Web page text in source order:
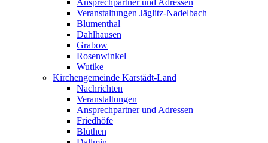
Ansprechpartner und Adressen
Veranstaltungen Jäglitz-Nadelbach
Blumenthal
Dahlhausen
Grabow
Rosenwinkel
Wutike
Kirchengemeinde Karstädt-Land
Nachrichten
Veranstaltungen
Ansprechpartner und Adressen
Friedhöfe
Blüthen